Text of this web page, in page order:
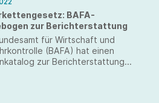
BAFA-
zur Berichterstattung
für Wirtschaft und
(BAFA) hat einen
zur Berichterstattung